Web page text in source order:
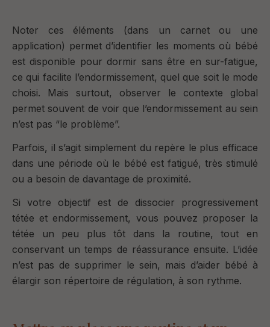
Noter ces éléments (dans un carnet ou une
application) permet d’identifier les moments où bébé
est disponible pour dormir sans être en sur-fatigue,
ce qui facilite l’endormissement, quel que soit le mode
choisi. Mais surtout, observer le contexte global
permet souvent de voir que l’endormissement au sein
n’est pas “le problème”.
Parfois, il s’agit simplement du repère le plus efficace
dans une période où le bébé est fatigué, très stimulé
ou a besoin de davantage de proximité.
Si votre objectif est de dissocier progressivement
tétée et endormissement, vous pouvez proposer la
tétée un peu plus tôt dans la routine, tout en
conservant un temps de réassurance ensuite. L’idée
n’est pas de supprimer le sein, mais d’aider bébé à
élargir son répertoire de régulation, à son rythme.